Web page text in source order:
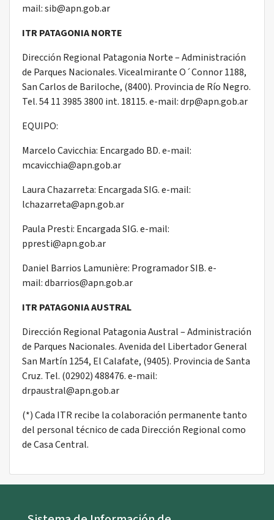
mail: sib@apn.gob.ar
ITR PATAGONIA NORTE
Dirección Regional Patagonia Norte – Administración
de Parques Nacionales. Vicealmirante O´Connor 1188,
San Carlos de Bariloche, (8400). Provincia de Río Negro.
Tel. 54 11 3985 3800 int. 18115. e-mail: drp@apn.gob.ar
EQUIPO:
Marcelo Cavicchia: Encargado BD. e-mail:
mcavicchia@apn.gob.ar
Laura Chazarreta: Encargada SIG. e-mail:
lchazarreta@apn.gob.ar
Paula Presti: Encargada SIG. e-mail:
ppresti@apn.gob.ar
Daniel Barrios Lamunière: Programador SIB. e-
mail: dbarrios@apn.gob.ar
ITR PATAGONIA AUSTRAL
Dirección Regional Patagonia Austral – Administración
de Parques Nacionales. Avenida del Libertador General
San Martín 1254, El Calafate, (9405). Provincia de Santa
Cruz. Tel. (02902) 488476. e-mail:
drpaustral@apn.gob.ar
(*) Cada ITR recibe la colaboración permanente tanto
del personal técnico de cada Dirección Regional como
de Casa Central.